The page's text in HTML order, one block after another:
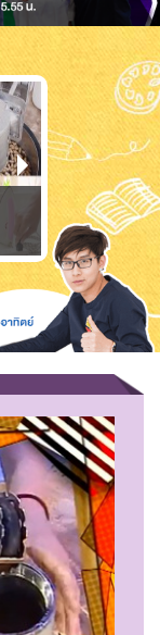
อาวุธไอเดีย
ไม่ได้มีดีแค่คว